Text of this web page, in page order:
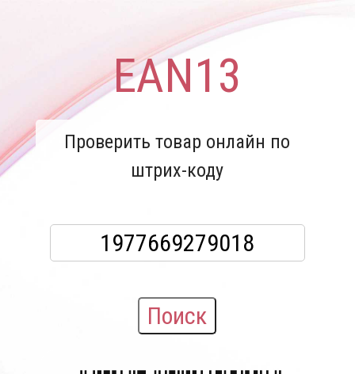
EAN13
Проверить товар онлайн по
штрих-коду
Поиск